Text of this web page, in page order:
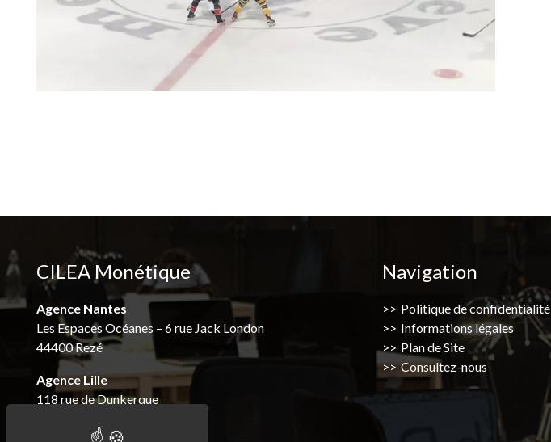
CILEA Monétique
Agence Nantes
Les Espaces Océanes – 6 rue Jack London
44400 Rezé
Agence Lille
118 rue de Dunkerque
Navigation
Politique de confidentialité
Informations légales
Plan de Site
Consultez-nous